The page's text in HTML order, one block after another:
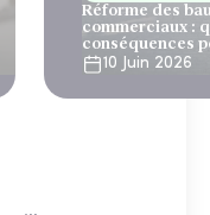
Réforme des
commerciaux :
conséquences
investisseurs en
10 Juin 2026